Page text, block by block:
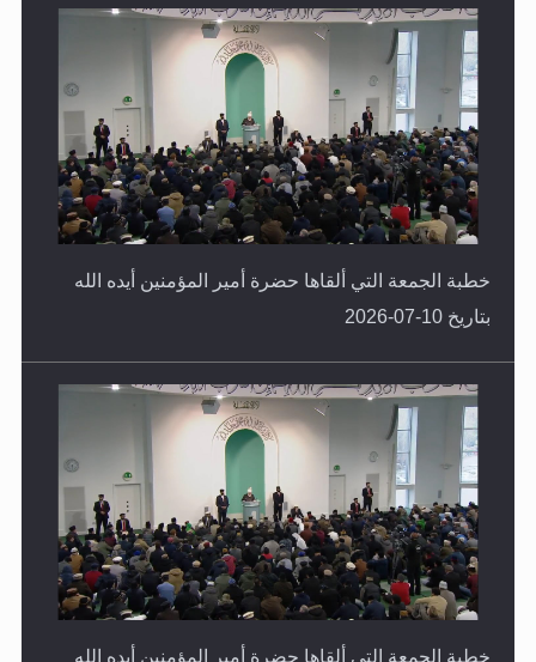
خطبة الجمعة التي ألقاها حضرة أمير المؤمنين أيده الله
خطبة الجمعة التي ألقاها حضرة أمير المؤمنين أيده الله